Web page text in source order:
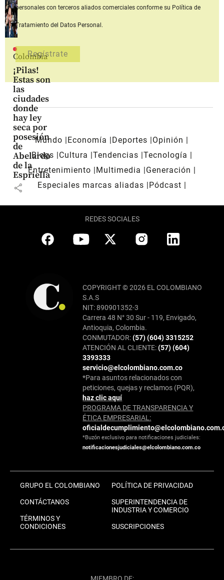
Colombia
¡Pilas!
Estas son
las
ciudades
donde
hay ley
seca por
posesión
de
Abelardo
de la
Espriella
share
personales con terceros aliados comerciales conforme su Política de
Tratamiento del Datos Personal.
Mundo Economía Deportes
Opinión
Blogs
Cultura Tendencias Tecnología
Entretenimiento
Multimedia
Generación
Especiales marcas aliadas
Pódcast
REDES SOCIALES
COPYRIGHT © 2026 EL COLOMBIANO
S.A.S
NIT: 890901352-3
Carrera 48 N° 30 Sur - 119, Envigado,
Antioquia, Colombia.
CONMUTADOR:(57) (604) 3315252
ATENCIÓN AL CLIENTE:(57) (604)
3393333
servicio@elcolombiano.com.co
*Para asuntos relacionados con
peticiones, quejas y reclamos (PQR),
haz clic aquí
PROGRAMA DE TRANSPARENCIA Y
ÉTICA EMPRESARIAL:
*Buzón exclusivo para notificaciones judiciales:
notificacionesjudiciales@elcolombiano.com.co
GRUPO EL COLOMBIANO
CONTÁCTANOS
TÉRMINOS Y
CONDICIONES
POLÍTICA DE PRIVACIDAD
SUPERINTENDENCIA DE
INDUSTRIA Y COMERCIO
SUSCRIPCIONES
MIEMBRO DE: